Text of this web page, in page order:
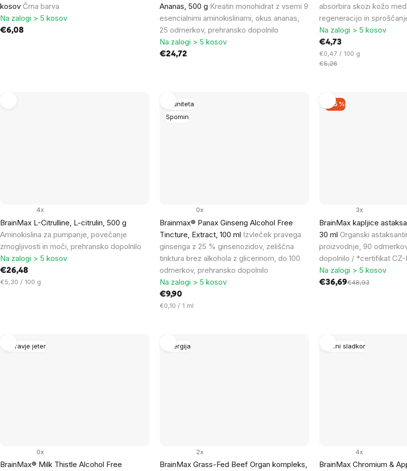
kosov Črna barva
Na zalogi > 5 kosov
€6,08
Ananas, 500 g Kreatin monohidrat z vsemi 9
esencialnimi aminokislinami, okus ananas,
25 odmerkov, prehransko dopolnilo
Na zalogi > 5 kosov
€24,72
absorbira skozi kožo med
regeneracijo in
Na zalogi > 5 kosov
€4,73
Cena
na
€0,47 / 100 g
€5,26
BrainMax L-Citrulline, L-citrulin, 500 g
Aminokislina za pumpanje, povečanje
zmogljivosti in moči, prehransko dopolnilo
4x
Na zalogi > 5 kosov
€26,48
Cena
€5,30 / 100 g
Imuniteta
Spomin
Brainmax® Panax Ginseng Alcohol Free
Tincture, Extract, 100 ml Izvleček pravega
ginsenga z 25 % ginsenozidov, zeliščna
tinktura brez alkohola z glicerinom, do 100
odmerkov, prehransko dopolnilo
0x
Na zalogi > 5 kosov
€9,90
Cena
€0,10 / 1 ml
–25 %
BrainMax kapljice
30 ml Organski
proizvodnje, 90
dopolnilo / *certifikat
3x
Na zalogi > 5 kosov
€36,69€48,93
Zdravje jeter
BrainMax® Milk Thistle Alcohol Free
0x
Energija
BrainMax Grass-Fed Beef Organ kompleks,
2x
Krvni sladkor
BrainMax Chromium &
4x